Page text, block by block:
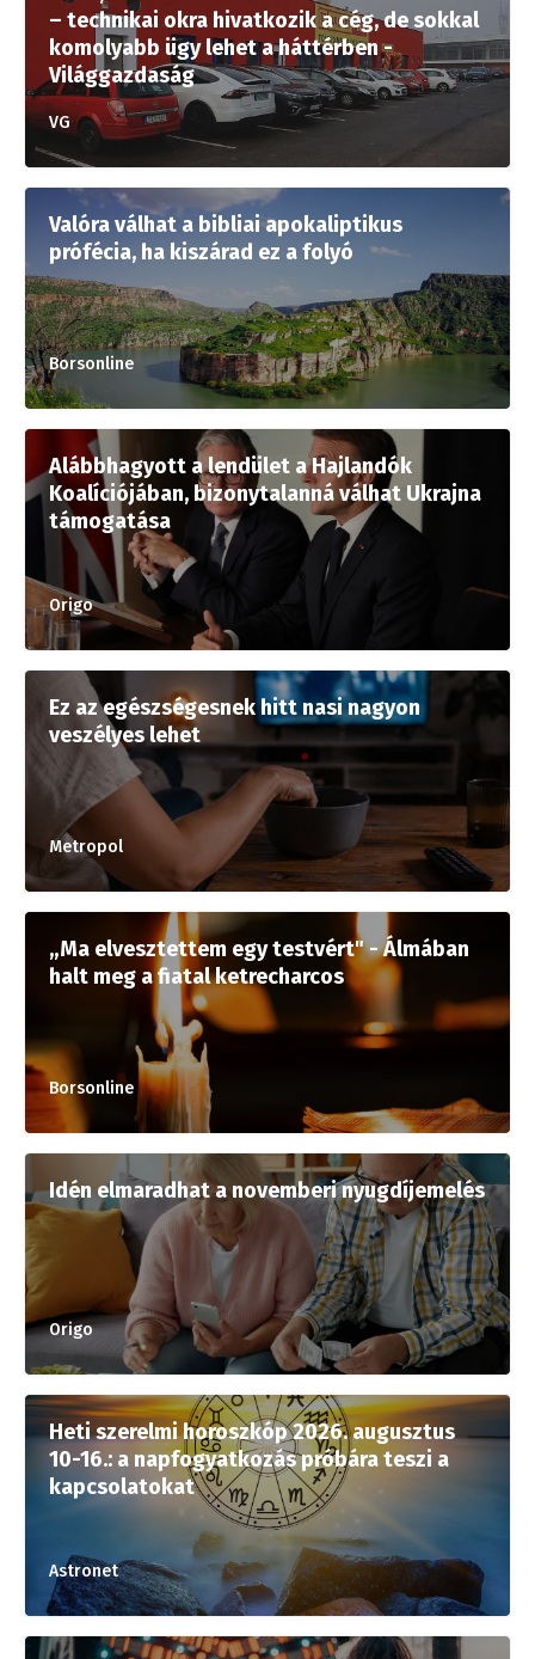
– technikai okra hivatkozik a cég, de sokkal
komolyabb ügy lehet a háttérben -
Világgazdaság
VG
Valóra válhat a bibliai apokaliptikus
prófécia, ha kiszárad ez a folyó
Borsonline
Alábbhagyott a lendület a Hajlandók
Koalíciójában, bizonytalanná válhat Ukrajna
támogatása
Origo
Ez az egészségesnek hitt nasi nagyon
veszélyes lehet
Metropol
„Ma elvesztettem egy testvért" - Álmában
halt meg a fiatal ketrecharcos
Borsonline
Idén elmaradhat a novemberi nyugdíjemelés
Origo
Heti szerelmi horoszkóp 2026. augusztus
10-16.: a napfogyatkozás próbára teszi a
kapcsolatokat
Astronet